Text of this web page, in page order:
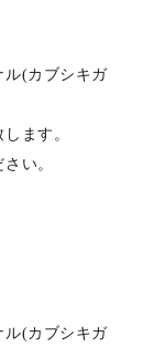
ル(カブシキガ
ます。
い。
ル(カブシキガ